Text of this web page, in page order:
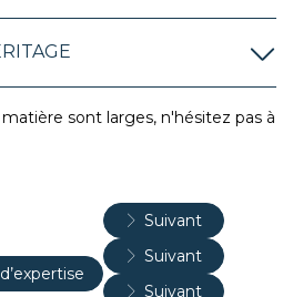
sont larges, n'hésitez pas à